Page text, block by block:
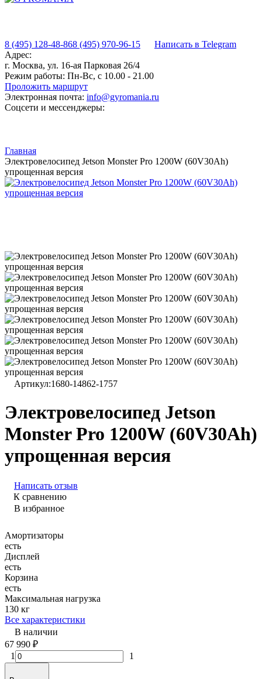
8 (495) 128-48-868 (495) 970-96-15
Написать в Telegram
Адрес:
г. Москва, ул. 16-ая Парковая 26/4
Режим работы: Пн-Вс, с 10.00 - 21.00
Проложить маршрут
Электронная почта: info@gyromania.ru
Соцсети и мессенджеры:
Главная
Электровелосипед Jetson Monster Pro 1200W (60V30Ah)
упрощенная версия
Артикул:1680-14862-1757
Электровелосипед Jetson
Monster Pro 1200W (60V30Ah)
упрощенная версия
Написать отзыв
К сравнению
В избранное
Амортизаторы
есть
Дисплей
есть
Корзина
есть
Максимальная нагрузка
130 кг
Все характеристики
В наличии
67 990 ₽
1
1